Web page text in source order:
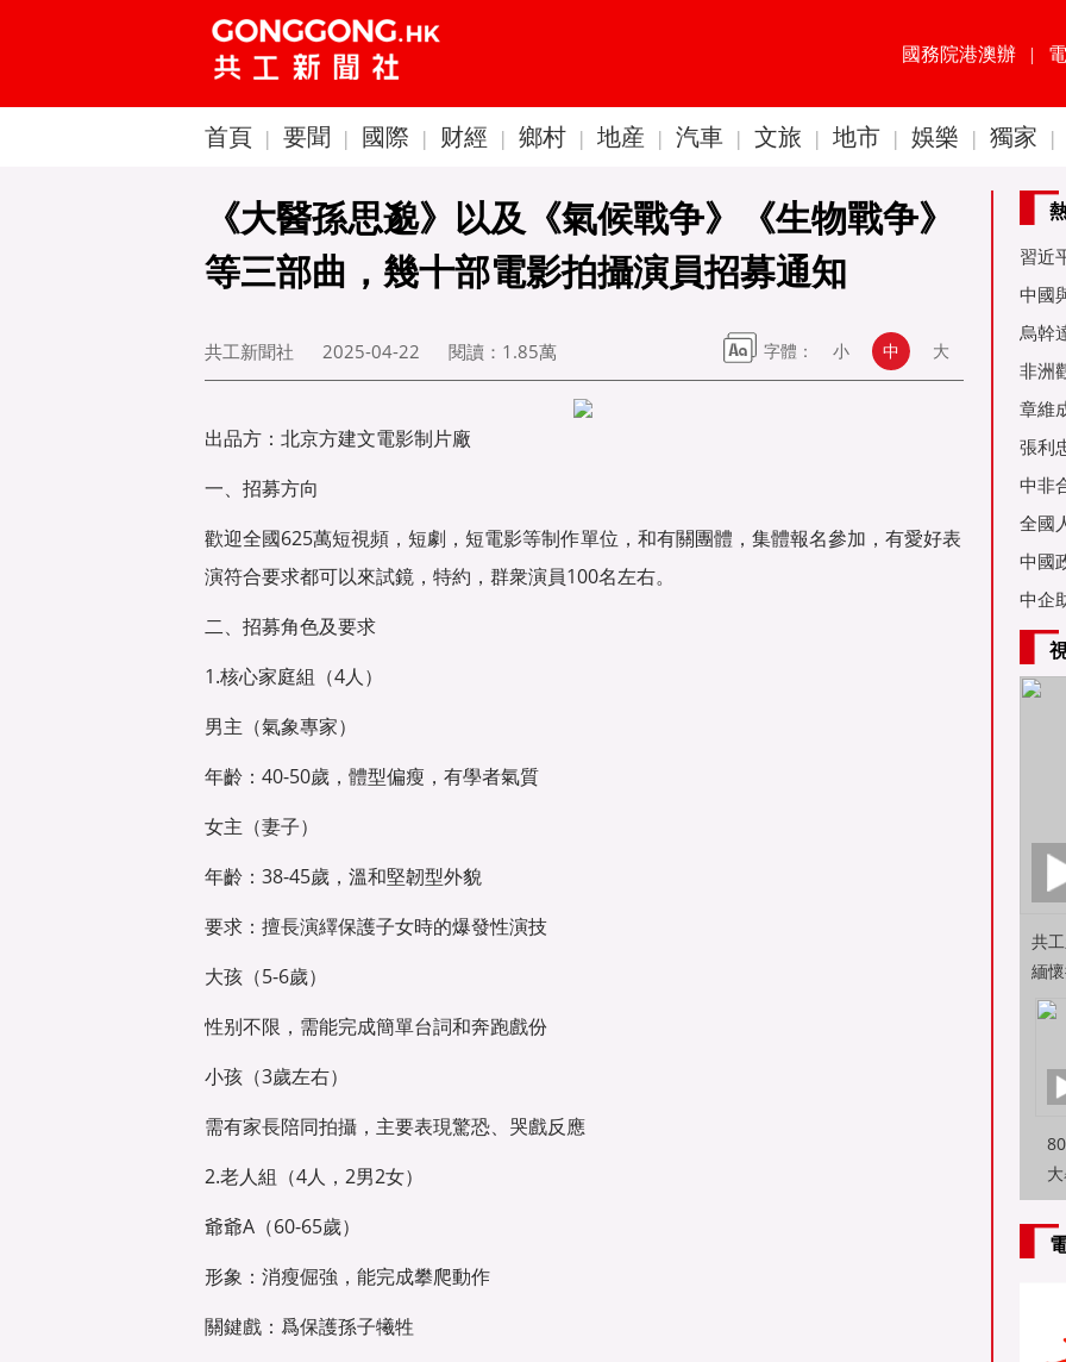
國務院港澳辦 |
首頁 | 要聞 | 國際 | 财經 | 鄉村 | 地産 | 汽車 | 文旅 | 地市 | 娛樂 | 獨家 |
《大醫孫思邈》以及《氣候戰争》《生物戰争》
等三部曲，幾十部電影拍攝演員招募通知
共工新聞社 2025-04-22 閱讀： 1.85萬 字體： 小 中 大
出品方：北京方建文電影制片廠
一、招募方向
歡迎全國625萬短視頻，短劇，短電影等制作單位，和有關團體，集體報名參加，有愛好表
演符合要求都可以來試鏡，特約，群衆演員100名左右。
二、招募角色及要求
1.核心家庭組（4人）
男主（氣象專家）
年齡：40-50歲，體型偏瘦，有學者氣質
女主（妻子）
年齡：38-45歲，溫和堅韌型外貌
要求：擅長演繹保護子女時的爆發性演技
大孩（5-6歲）
性别不限，需能完成簡單台詞和奔跑戲份
小孩（3歲左右）
需有家長陪同拍攝，主要表現驚恐、哭戲反應
2.老人組（4人，2男2女）
爺爺A（60-65歲）
形象：消瘦倔強，能完成攀爬動作
關鍵戲：爲保護孫子犧牲
習近
60周
中國
金達
烏幹
事務
非洲
是棋
章維
張利
烏友
中非
全國
亞舉
中國
中企
共
緬